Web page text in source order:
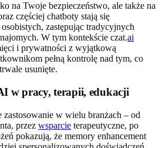
na Twoje bezpieczeństwo, ale także na
częściej chatboty stają się
zastępując tradycyjnych
W tym kontekście czat.ai
i prywatności z wyjątkową
pełną kontrolę nad tym, co
usunięte.
w pracy, terapii, edukacji
zastosowanie w wielu branżach – od
przez wsparcie terapeutyczne, po
pokazują, że memory enhancement